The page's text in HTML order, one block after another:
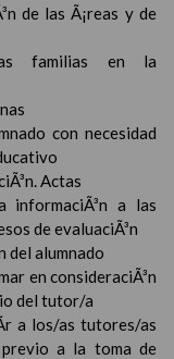
de las Ã¡reas y de
familias en la
con necesidad
Actas
informaciÃ³n a las
de evaluaciÃ³n
del alumnado
en consideraciÃ³n
del tutor/a
a los/as tutores/as
previo a la toma de